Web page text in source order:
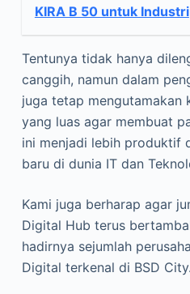
KIRA B 50 untuk Industri
Tentunya tidak hanya
canggih, namun dalam
juga tetap mengutamakan
yang luas agar membuat
ini menjadi lebih produktif
baru di dunia IT dan
Kami juga berharap agar
Digital Hub terus
hadirnya sejumlah
Digital terkenal di BSD